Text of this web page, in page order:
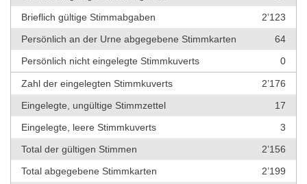
Brieflich gültige Stimmabgaben
2’123
Persönlich an der Urne abgegebene Stimmkarten
64
Persönlich nicht eingelegte Stimmkuverts
0
Zahl der eingelegten Stimmkuverts
2’176
Eingelegte, ungültige Stimmzettel
17
Eingelegte, leere Stimmkuverts
3
Total der gültigen Stimmen
2’156
Total abgegebene Stimmkarten
2’199